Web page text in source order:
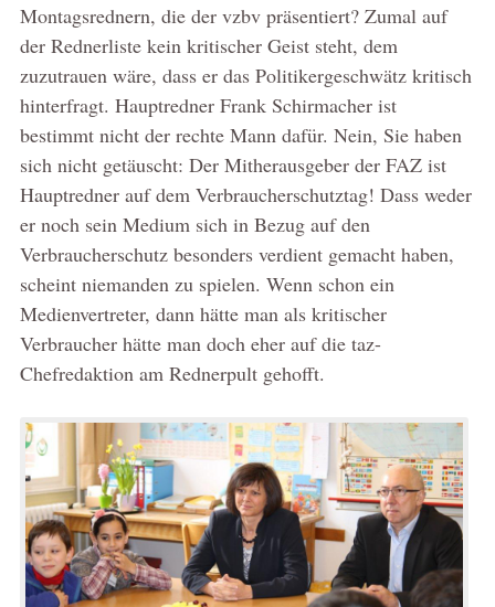
Montagsrednern, die der vzbv präsentiert? Zumal auf
der Rednerliste kein kritischer Geist steht, dem
zuzutrauen wäre, dass er das Politikergeschwätz kritisch
hinterfragt. Hauptredner Frank Schirmacher ist
bestimmt nicht der rechte Mann dafür. Nein, Sie haben
sich nicht getäuscht: Der Mitherausgeber der FAZ ist
Hauptredner auf dem Verbraucherschutztag! Dass weder
er noch sein Medium sich in Bezug auf den
Verbraucherschutz besonders verdient gemacht haben,
scheint niemanden zu spielen. Wenn schon ein
Medienvertreter, dann hätte man als kritischer
Verbraucher hätte man doch eher auf die taz-
Chefredaktion am Rednerpult gehofft.